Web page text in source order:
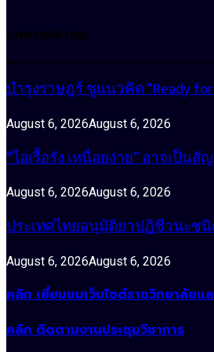
บทความล่าสุด
บำรุงราษฎร์ ชูแนวคิด “Ready
August 6, 2026August 6, 2026
“ไอเรื้อรัง เหนื่อยง่าย” อาจเ
August 6, 2026August 6, 2026
ประเทศไทยอนุมัติยาปฏิชีวนะช
August 6, 2026August 6, 2026
คลิก เยี่ยมชมเว็บไซต์ราชวิทยาลัย
คลิก ติดตามงานประชุมวิชาการ